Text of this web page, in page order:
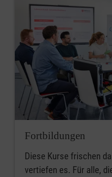
Fortbildungen
Diese Kurse frischen
vertiefen es. Für alle,